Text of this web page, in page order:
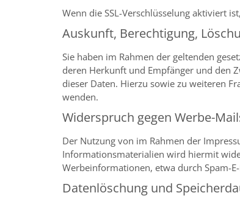
Wenn die SSL-Verschlüsselung aktiviert
Auskunft, Berechtigung,
Sie haben im Rahmen der geltenden
deren Herkunft und Empfänger und den
dieser Daten. Hierzu sowie zu weiteren
wenden.
Widerspruch gegen Werbe-
Der Nutzung von im Rahmen der
Informationsmaterialien wird hiermit
Werbeinformationen, etwa durch Spam-
Datenlöschung und